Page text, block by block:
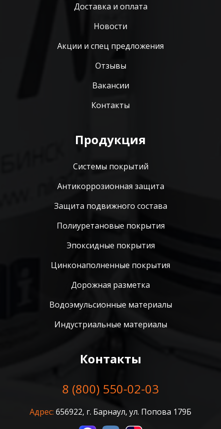
Доставка и оплата
Новости
Акции и спец предложения
Отзывы
Вакансии
Контакты
Продукция
Системы покрытий
Антикоррозионная защита
Защита подвижного состава
Полиуретановые покрытия
Эпоксидные покрытия
Цинконаполненные покрытия
Дорожная разметка
Водоэмульсионные материалы
Индустриальные материалы
Контакты
8 (800) 550-02-03
Адрес: 656922, г. Барнаул, ул. Попова 179Б